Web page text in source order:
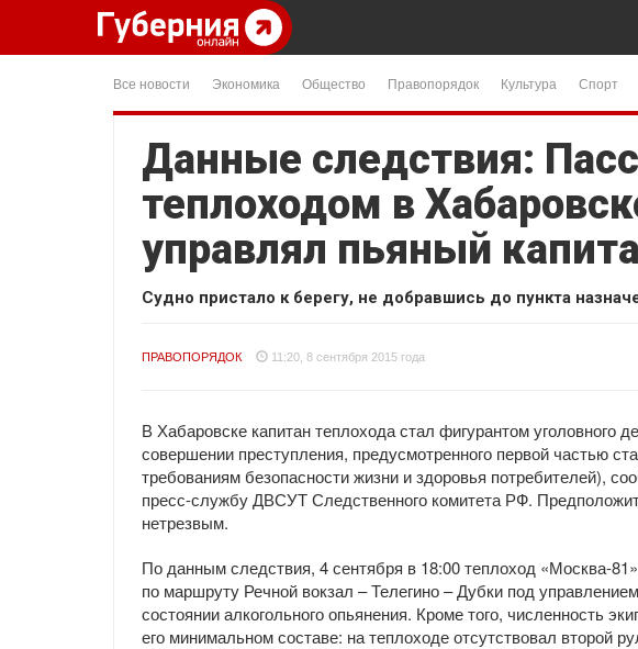
Все новости Экономика Общество Правопорядок Культура Спорт
Данные следствия:
теплоходом в
управлял пьяный
Судно пристало к берегу, не добравшись до пункта
ПРАВОПОРЯДОК 11:20, 8 сентября 2015 года
В Хабаровске капитан теплохода стал фигурантом уголовного
совершении преступления, предусмотренного первой частью
требованиям безопасности жизни и здоровья потребителей),
пресс-службу ДВСУТ Следственного комитета РФ.
нетрезвым.
По данным следствия, 4 сентября в 18:00 теплоход «Москва-
по маршруту Речной вокзал – Телегино – Дубки под
состоянии алкогольного опьянения. Кроме того, численность
его минимальном составе: на теплоходе отсутствовал второй